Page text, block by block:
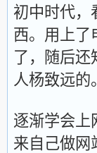
初中时代，
西。用上了
了，随后还
人杨致远的。
逐渐学会上
来自己做网